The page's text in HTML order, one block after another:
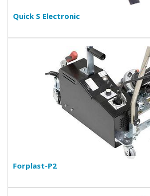
Quick S Electronic
Forplast-P2